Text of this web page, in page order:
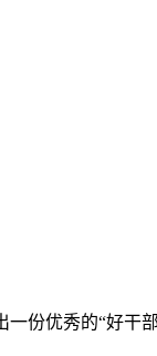
份优秀的“好